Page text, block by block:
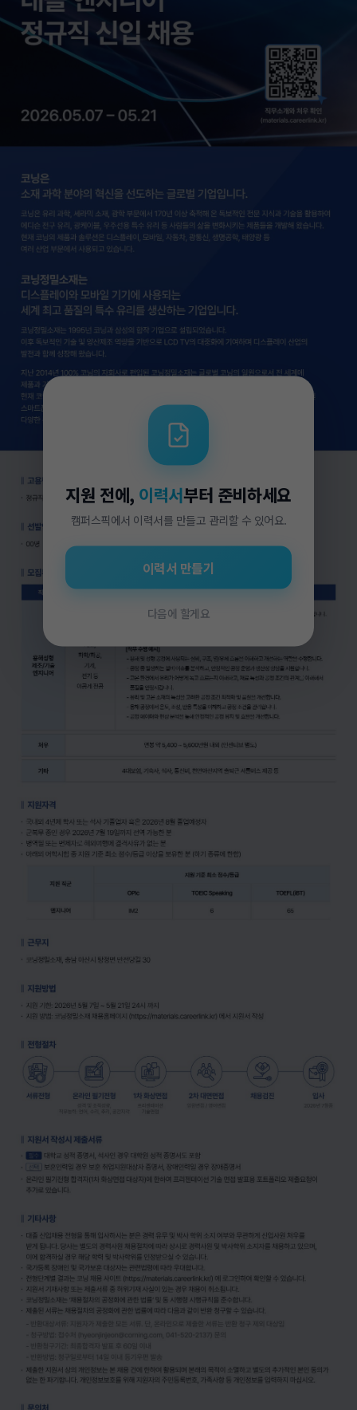
지원 전에, 이력서부터 준비하세요
캠퍼스픽에서 이력서를 만들고 관리할 수 있어요.
이력서 만들기
다음에 할게요